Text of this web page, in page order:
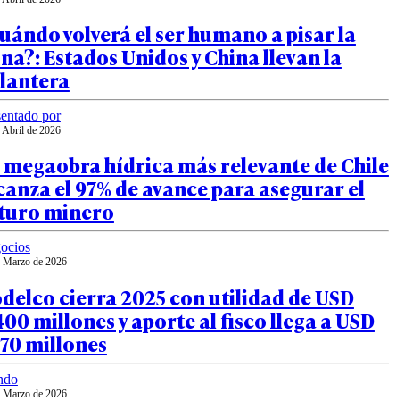
volverá el ser humano a pisar la
Estados Unidos y China llevan la
por
Abril de 2026
megaobra hídrica más relevante de Chile
el 97% de avance para asegurar el
minero
Marzo de 2026
cierra 2025 con utilidad de USD
millones y aporte al fisco llega a USD
millones
Marzo de 2026